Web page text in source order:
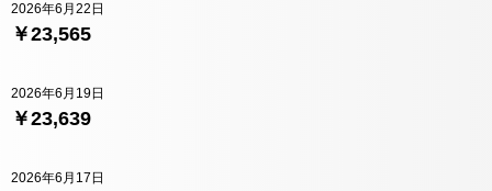
￥23,565
2026年6月22日
￥23,639
2026年6月19日
2026年6月17日